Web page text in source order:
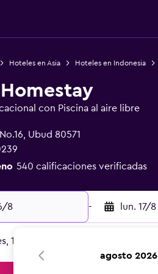
Hoteles en Asia Hoteles en Indonesia
con Piscina al aire libre
Ubud 80571
540 calificaciones verificadas
8 - lun. 17/8
1 habitación
agosto 2026